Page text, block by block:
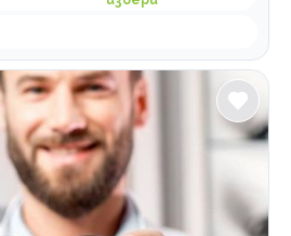
хора